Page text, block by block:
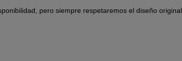
pero siempre respetaremos el diseño original.